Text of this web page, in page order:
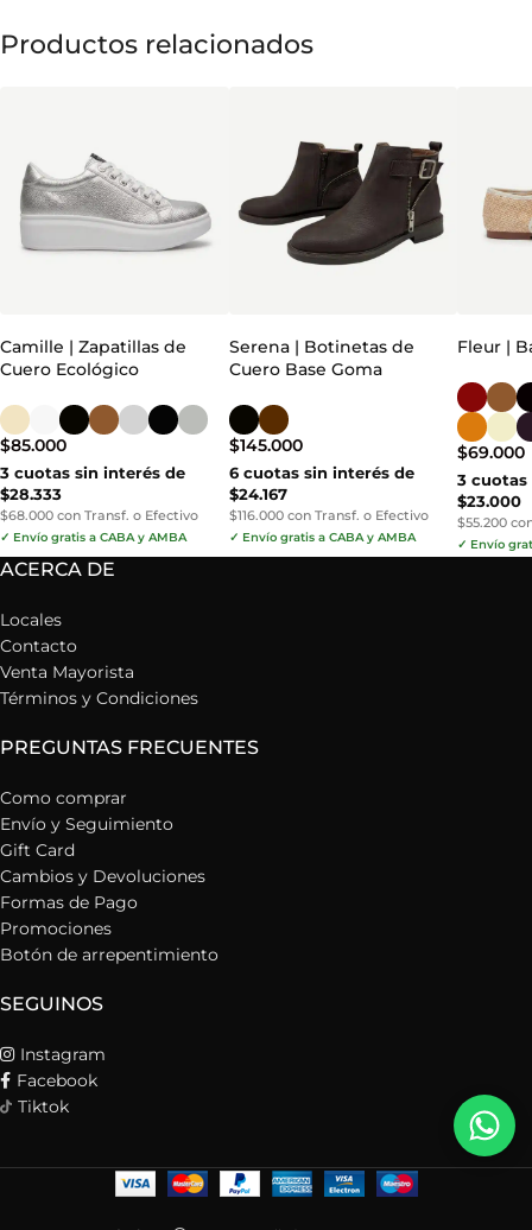
Productos relacionados
Camille | Zapatillas de
Cuero Ecológico
$85.000
3 cuotas sin interés de
$28.333
$68.000 con Transf. o Efectivo
✓ Envío gratis a CABA y AMBA
Serena | Botinetas de
Cuero Base Goma
$145.000
6 cuotas sin interés de
$24.167
$116.000 con Transf. o Efectivo
✓ Envío gratis a CABA y AMBA
Fleur |
$69.000
3 cuotas
$23.000
$55.200
✓ Envío
ACERCA DE
Locales
Contacto
Venta Mayorista
Términos y Condiciones
PREGUNTAS FRECUENTES
Como comprar
Envío y Seguimiento
Gift Card
Cambios y Devoluciones
Formas de Pago
Promociones
Botón de arrepentimiento
SEGUINOS
Instagram
Facebook
Tiktok